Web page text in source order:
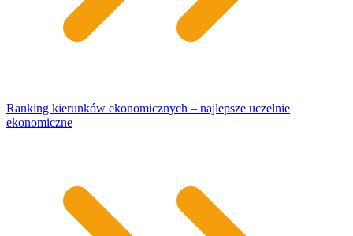
Ranking kierunków ekonomicznych – najlepsze uczelnie
ekonomiczne